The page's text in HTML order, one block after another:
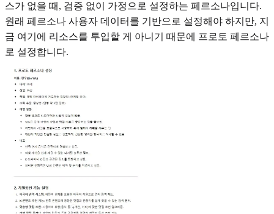
스가 없을 때, 검증 없이 가정으로 설정하는 페르소나입니다.
원래 페르소나 사용자 데이터를 기반으로 설정해야 하지만, 지
금 여기에 리소스를 투입할 게 아니기 때문에 프로토 페르소나
로 설정합니다.